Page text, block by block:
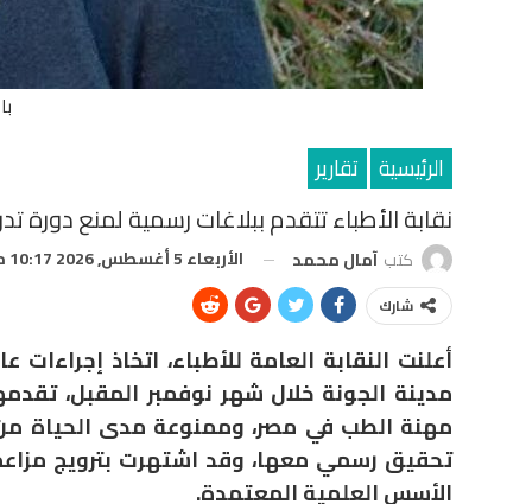
الرئيسية تقارير
نقابة الأطباء تتقدم ببلاغات رسمية لمنع دورة
كتب آمال محمد الأربعاء 5 أغسطس, 2026 10:17 م
شارك
أعلنت النقابة العامة للأطباء، اتخاذ
مدينة الجونة خلال شهر نوفمبر المقبل،
مهنة الطب في مصر، وممنوعة مدى الحياة
تحقيق رسمي معها، وقد اشتهرت بترويج
الأسس العلمية المعتمدة.